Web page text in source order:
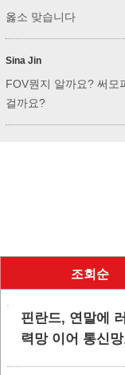
옳소 맞습니다
Sina Jin
FOV뭔지 알까요? 써모
걸까요?
조회순
핀란드, 연말에
력망 이어 통신